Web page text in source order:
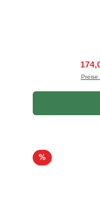
Preise
%Rabatt